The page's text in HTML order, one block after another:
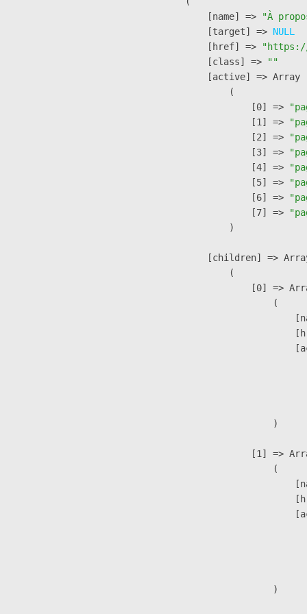
            [name] =>
"À
            [target] =>
NULL
            [href] =>
            [class] =>
""
            [active] => Array
                (
                    [0] =>
                    [1] =>
                    [2] =>
                    [3] =>
                    [4] =>
                    [5] =>
                    [6] =>
                    [7] =>
                )
[children] =>
                (
[0] =>
                        (
                        )
[1] =>
                        (
                        )